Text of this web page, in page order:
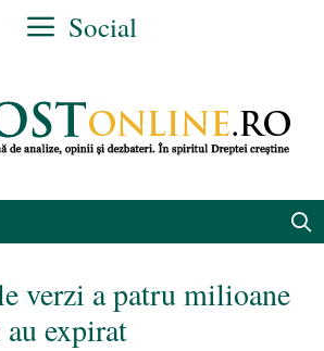
Social
verzi a patru milioane
expirat